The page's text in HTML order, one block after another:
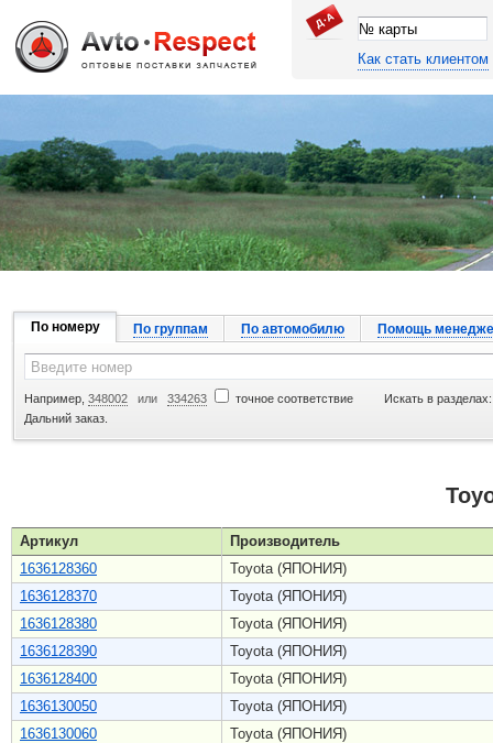
Джапан Авто
Как стать клиентом
По номеру По группам По автомобилю Помощь
Например, 348002 или 334263 точное соответствие
Искать в разделах:
Дальний заказ.
Артикул
Производитель
1636128360
Toyota (ЯПОНИЯ)
1636128370
Toyota (ЯПОНИЯ)
1636128380
Toyota (ЯПОНИЯ)
1636128390
Toyota (ЯПОНИЯ)
1636128400
Toyota (ЯПОНИЯ)
1636130050
Toyota (ЯПОНИЯ)
1636130060
Toyota (ЯПОНИЯ)